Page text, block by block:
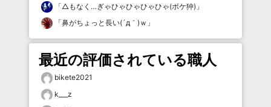
「△もなく…ぎゃひゃひゃひゃひゃ(ボケ狆) 」
「鼻がちょっと長い(´д｀)ｗ 」
最近の評価されている職人
bikete2021
k___z